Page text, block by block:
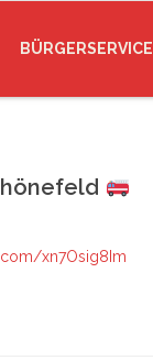
BÜRGERSERVICE
xn7Osig8Im